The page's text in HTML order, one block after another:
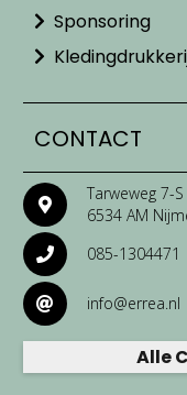
Sponsoring
CONTACT
Tarweweg 7-S
6534 AM
085-1304471
info@errea.nl
Alle